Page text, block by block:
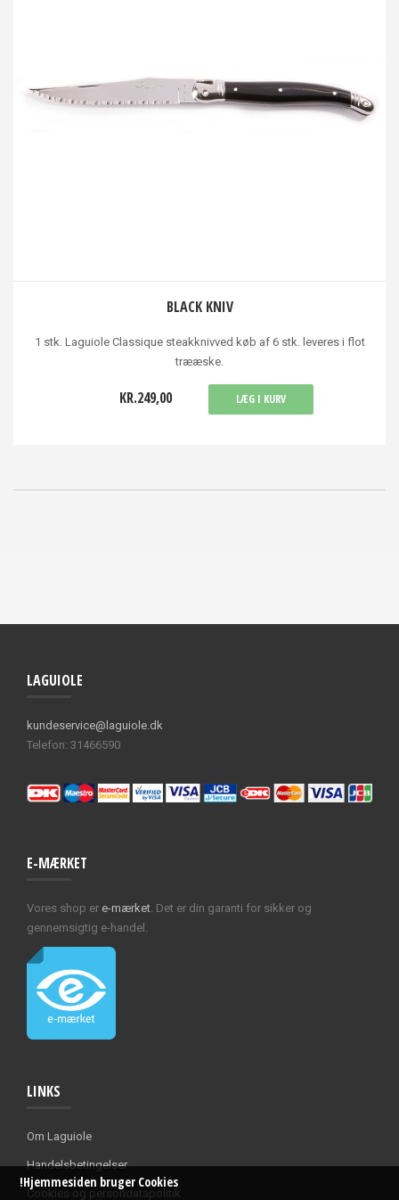
BLACK KNIV
1 stk. Laguiole Classique steakknivved køb af 6 stk. leveres i flot
trææske.
KR.249,00 LÆG I KURV
LAGUIOLE
kundeservice@laguiole.dk
Telefon: 31466590
E-MÆRKET
Vores shop er e-mærket. Det er din garanti for sikker og
gennemsigtig e-handel.
LINKS
Om Laguiole
Handelsbetingelser
Cookies og persondatapolitik
!Hjemmesiden bruger Cookies